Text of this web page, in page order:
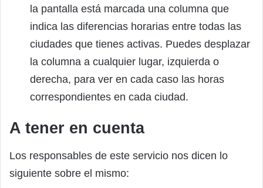
la pantalla está marcada una columna que
indica las diferencias horarias entre todas las
ciudades que tienes activas. Puedes desplazar
la columna a cualquier lugar, izquierda o
derecha, para ver en cada caso las horas
correspondientes en cada ciudad.
A tener en cuenta
Los responsables de este servicio nos dicen lo
siguiente sobre el mismo: